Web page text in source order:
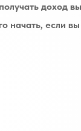
доход
начать, если